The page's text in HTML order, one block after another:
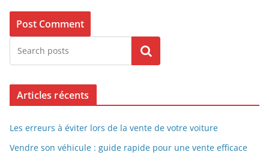
Search
Articles récents
Les erreurs à éviter lors de la vente de votre voiture
Vendre son véhicule : guide rapide pour une vente efficace